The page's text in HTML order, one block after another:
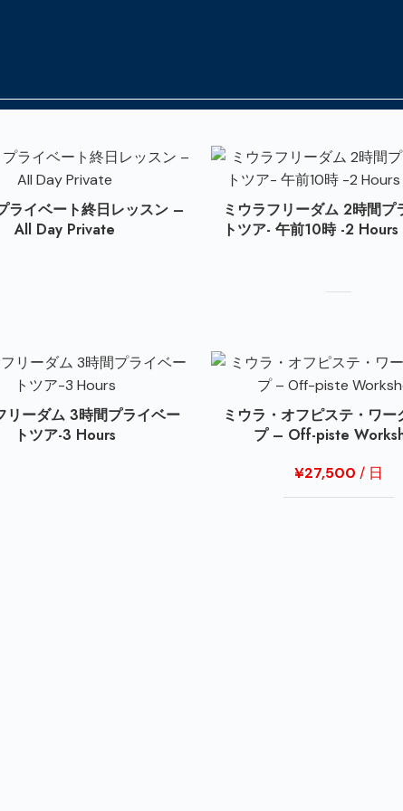
ライベート終日レッスン –
All Day Private
ミウラフリーダム 2時間プ
トツア- 午前10時 -2
リーダム 3時間プライベー
トツア-3 Hours
ミウラ・オフピステ・ワー
プ – Off-piste
¥27,500 / 日